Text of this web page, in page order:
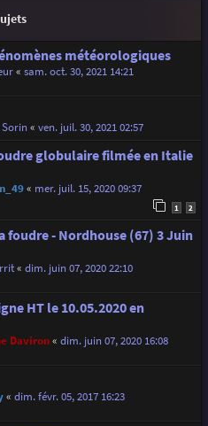
météorologiques
« sam. oct. 30, 2021 14:21
« ven. juil. 30, 2021 02:57
globulaire filmée en Italie
« mer. juil. 15, 2020 09:37
1 2
foudre - Nordhouse (67) 3 Juin
« dim. juin 07, 2020 22:10
HT le 10.05.2020 en
Daviron« dim. juin 07, 2020 16:08
« dim. févr. 05, 2017 16:23